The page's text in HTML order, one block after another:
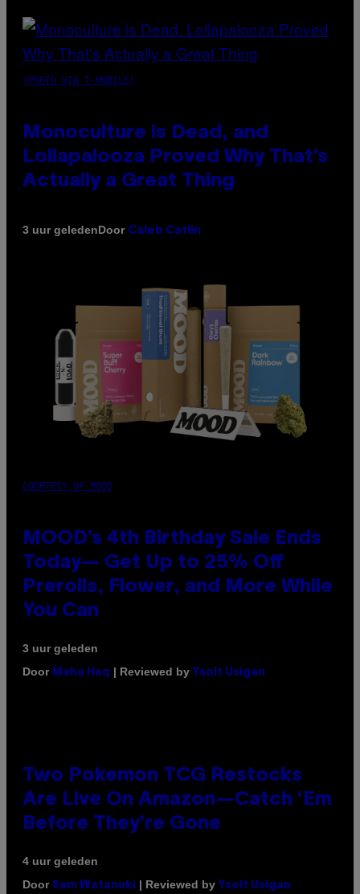
(PHOTO VIA T-MOBILE)
Monoculture is Dead, and
Lollapalooza Proved Why That’s
Actually a Great Thing
3 uur geledenDoor Caleb Catlin
COURTESY OF MOOD
MOOD’s 4th Birthday Sale Ends
Today— Get Up to 25% Off
Prerolls, Flower, and More While
You Can
3 uur geleden
Door Maha Haq | Reviewed by Ysolt Usigan
Two Pokemon TCG Restocks
Are Live On Amazon—Catch ‘Em
Before They’re Gone
4 uur geleden
Door Sam Watanuki | Reviewed by Ysolt Usigan